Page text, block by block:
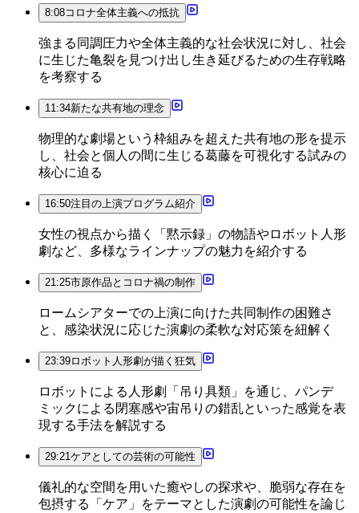
8:08コロナ全体主義への抵抗
強まる同調圧力や全体主義的な社会状況に対し、社会
に生じた亀裂を見つけ出し生き延びるための生存戦略
を考察する
11:34新たな共有地の理念
物理的な劇場という枠組みを超えた共有地の形を提示
し、社会と個人の間に生じる葛藤を可視化する試みの
核心に迫る
16:50注目の上演プログラム紹介
女性の視点から描く「黙示録」の物語やロボット人形
劇など、多様なラインナップの魅力を紹介する
21:25市原作品とコロナ禍の制作
ロームシアターでの上演に向けた共同制作の困難さ
と、感染状況に応じた演劇の柔軟な対応策を紐解く
23:39ロボット人形劇が描く狂気
ロボットによる人形劇「吊り具類」を通じ、パンデ
ミックによる閉塞感や宙吊りの錯乱といった感覚を表
現する手法を解説する
29:21ケアとしての芸術の可能性
儀礼的な空間を用いた癒やしの探求や、脆弱な存在を
包摂する「ケア」をテーマとした演劇の可能性を論じ